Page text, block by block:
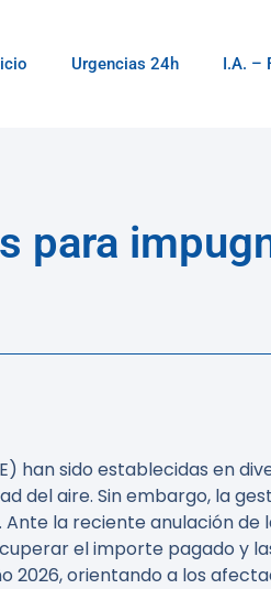
Urgencias 24h I.A. –
para
han sido establecidas en
del aire. Sin embargo, la
la reciente anulación
el importe pagado y
2026, orientando a los